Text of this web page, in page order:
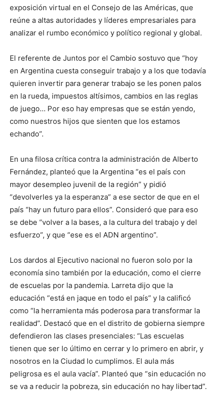
exposición virtual en el Consejo de las Américas, que
reúne a altas autoridades y líderes empresariales para
analizar el rumbo económico y político regional y global.
El referente de Juntos por el Cambio sostuvo que “hoy
en Argentina cuesta conseguir trabajo y a los que todavía
quieren invertir para generar trabajo se les ponen palos
en la rueda, impuestos altísimos, cambios en las reglas
de juego… Por eso hay empresas que se están yendo,
como nuestros hijos que sienten que los estamos
echando”.
En una filosa crítica contra la administración de Alberto
Fernández, planteó que la Argentina “es el país con
mayor desempleo juvenil de la región” y pidió
“devolverles ya la esperanza” a ese sector de que en el
país “hay un futuro para ellos”. Consideró que para eso
se debe “volver a la bases, a la cultura del trabajo y del
esfuerzo”, y que “ese es el ADN argentino”.
Los dardos al Ejecutivo nacional no fueron solo por la
economía sino también por la educación, como el cierre
de escuelas por la pandemia. Larreta dijo que la
educación “está en jaque en todo el país” y la calificó
como “la herramienta más poderosa para transformar la
realidad”. Destacó que en el distrito de gobierna siempre
defendieron las clases presenciales: “Las escuelas
tienen que ser lo último en cerrar y lo primero en abrir, y
nosotros en la Ciudad lo cumplimos. El aula más
peligrosa es el aula vacía”. Planteó que “sin educación no
se va a reducir la pobreza, sin educación no hay libertad”.